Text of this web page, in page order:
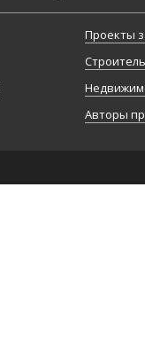
Проекты
Авторы